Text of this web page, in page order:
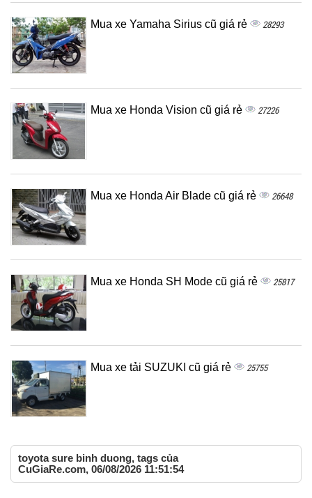
Mua xe Yamaha Sirius cũ giá rẻ 28293
Mua xe Honda Vision cũ giá rẻ 27226
Mua xe Honda Air Blade cũ giá rẻ 26648
Mua xe Honda SH Mode cũ giá rẻ 25817
Mua xe tải SUZUKI cũ giá rẻ 25755
toyota sure binh duong, tags của
CuGiaRe.com, 06/08/2026 11:51:54